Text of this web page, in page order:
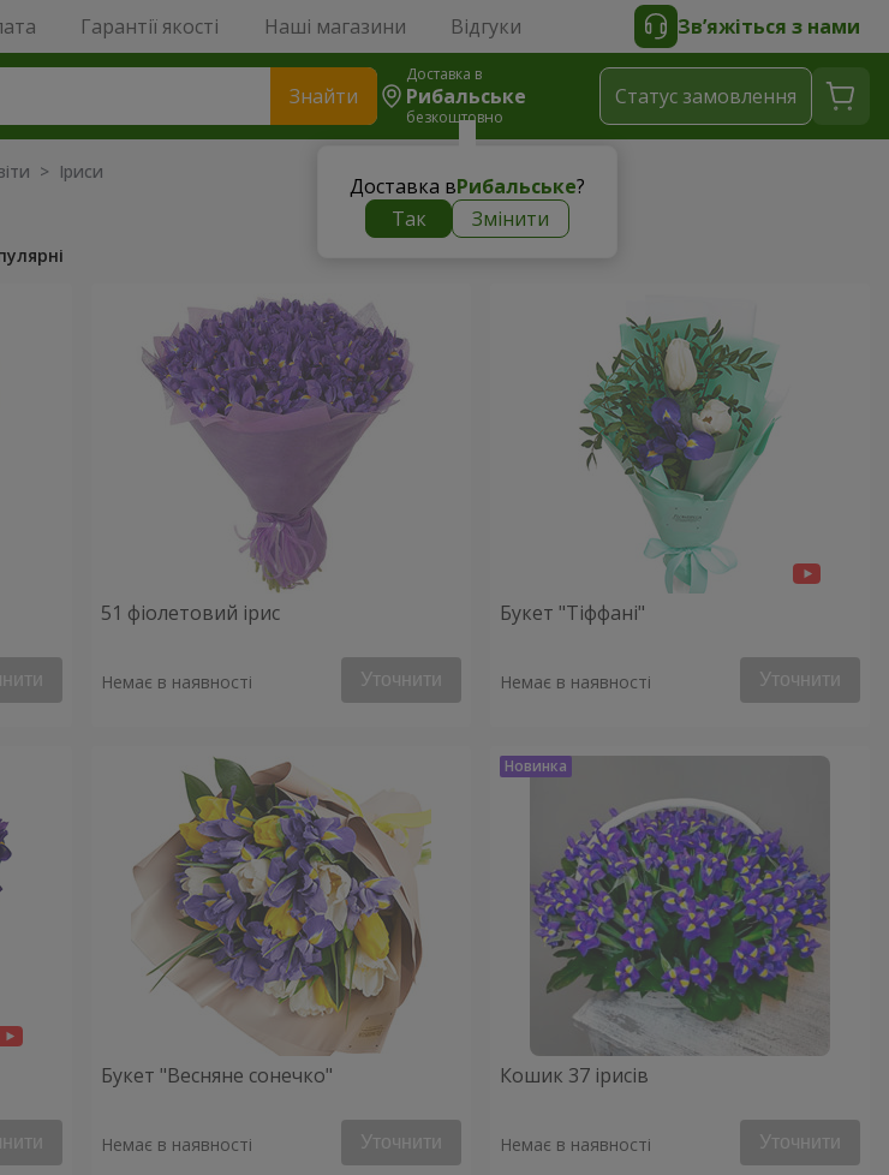
Гарантії якості Наші магазини Відгуки Зв’яжіться з нами
Знайти
Доставка в
Рибальське
безкоштовно
Доставка вРибальське?
Так
Змінити
Статус замовлення
> Іриси
51 фіолетовий ірис
Немає в наявності Уточнити
Букет "Тіффані"
Немає в наявності Уточнити
Букет "Весняне сонечко"
Немає в наявності Уточнити
Кошик 37 ірисів
Немає в наявності Уточнити